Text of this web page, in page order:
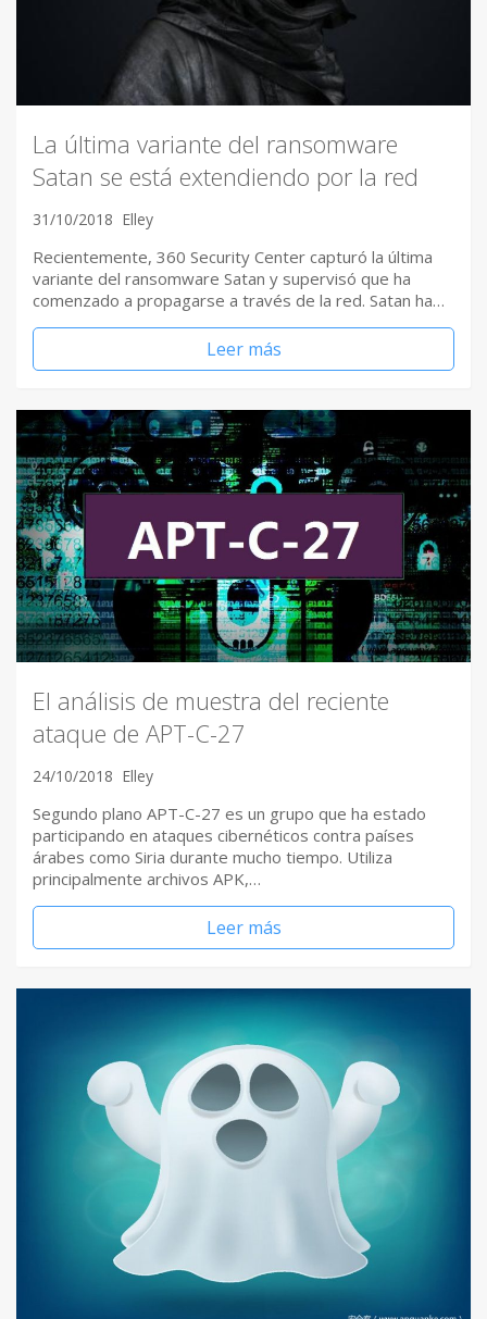
La última variante del ransomware
Satan se está extendiendo por la red
31/10/2018 Elley
Recientemente, 360 Security Center capturó la última
variante del ransomware Satan y supervisó que ha
comenzado a propagarse a través de la red. Satan ha…
Leer más
El análisis de muestra del reciente
ataque de APT-C-27
24/10/2018 Elley
Segundo plano APT-C-27 es un grupo que ha estado
participando en ataques cibernéticos contra países
árabes como Siria durante mucho tiempo. Utiliza
principalmente archivos APK,…
Leer más